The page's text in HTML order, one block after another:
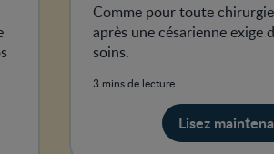
Comme pour toute
après une césarienne exige
soins.
3 mins de lecture
Lisez